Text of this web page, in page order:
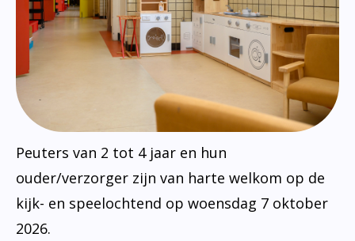
Peuters van 2 tot 4 jaar en hun
ouder/verzorger zijn van harte welkom op de
kijk- en speelochtend op woensdag 7 oktober
2026.